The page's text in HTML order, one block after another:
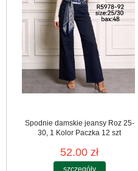
Spodnie damskie jeansy Roz 25-
30, 1 Kolor Paczka 12 szt
52.00 zł
szczegóły